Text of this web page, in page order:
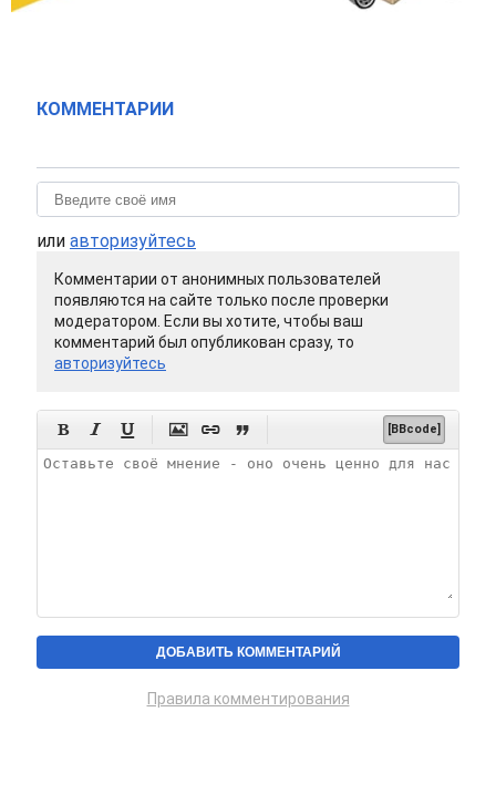
КОММЕНТАРИИ
или авторизуйтесь
Комментарии от анонимных пользователей
появляются на сайте только после проверки
модератором. Если вы хотите, чтобы ваш
комментарий был опубликован сразу, то
авторизуйтесь
      [BBcode]
Правила комментирования